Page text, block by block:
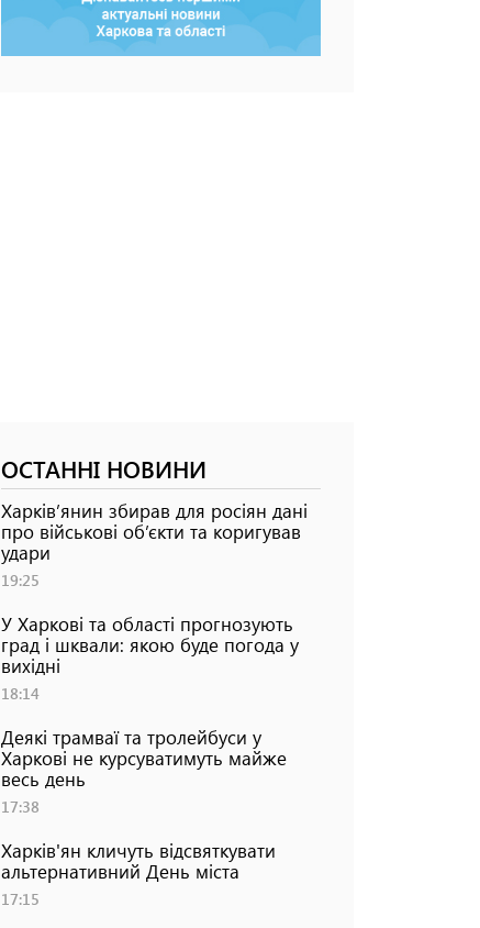
ОСТАННІ НОВИНИ
Харків’янин збирав для росіян дані
про військові об’єкти та коригував
удари
19:25
У Харкові та області прогнозують
град і шквали: якою буде погода у
вихідні
18:14
Деякі трамваї та тролейбуси у
Харкові не курсуватимуть майже
весь день
17:38
Харків'ян кличуть відсвяткувати
альтернативний День міста
17:15